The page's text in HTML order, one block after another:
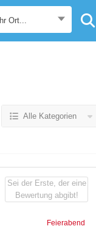
Ihr Ort...
Alle Kategorien
Feierabend
Sei der Erste, der eine
Bewertung abgibt!